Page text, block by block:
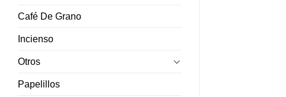
Café De Grano
Incienso
Otros
Papelillos